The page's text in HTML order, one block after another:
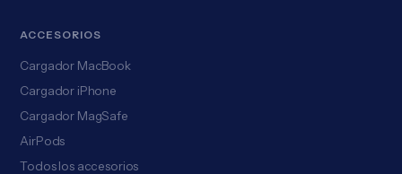
ACCESORIOS
Cargador MacBook
Cargador iPhone
Cargador MagSafe
AirPods
Todos los accesorios